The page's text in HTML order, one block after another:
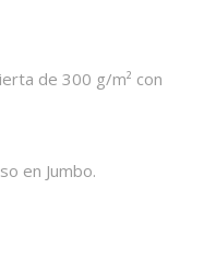
de 300 g/m² con
en Jumbo.